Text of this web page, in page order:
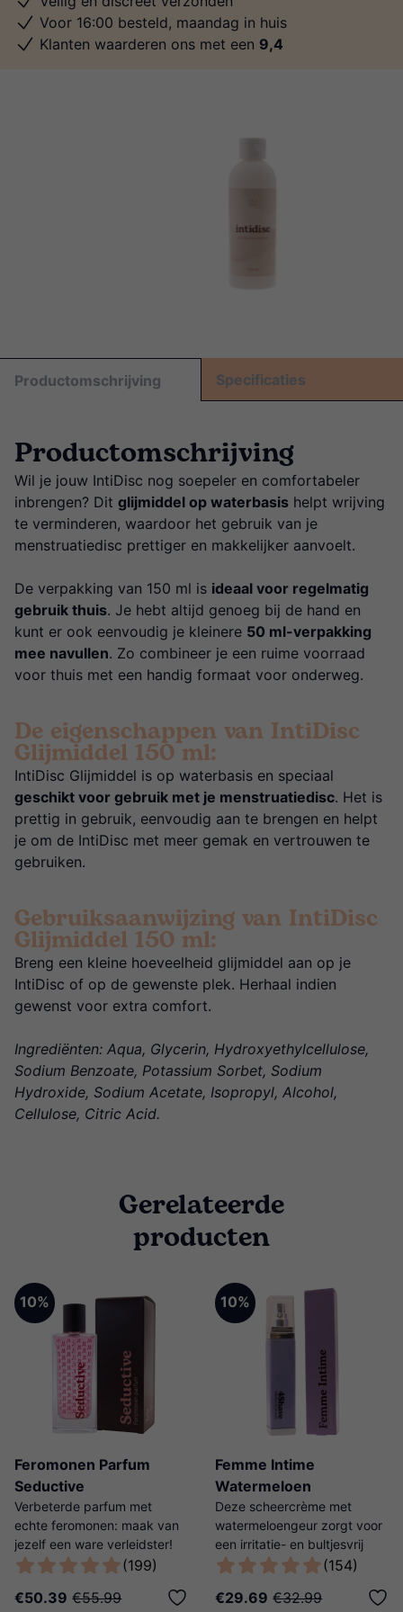
Voor 16:00 besteld, maandag in huis
Klanten waarderen ons met een 9,4
Productomschrijving Specificaties
Productomschrijving
Wil je jouw IntiDisc nog soepeler en comfortabeler
inbrengen? Dit glijmiddel op waterbasis helpt wrijving
te verminderen, waardoor het gebruik van je
menstruatiedisc prettiger en makkelijker aanvoelt.
De verpakking van 150 ml is ideaal voor regelmatig
gebruik thuis. Je hebt altijd genoeg bij de hand en
kunt er ook eenvoudig je kleinere 50 ml-verpakking
mee navullen. Zo combineer je een ruime voorraad
voor thuis met een handig formaat voor onderweg.
De eigenschappen van IntiDisc
Glijmiddel 150 ml:
IntiDisc Glijmiddel is op waterbasis en speciaal
geschikt voor gebruik met je menstruatiedisc. Het is
prettig in gebruik, eenvoudig aan te brengen en helpt
je om de IntiDisc met meer gemak en vertrouwen te
gebruiken.
Gebruiksaanwijzing van IntiDisc
Glijmiddel 150 ml:
Breng een kleine hoeveelheid glijmiddel aan op je
IntiDisc of op de gewenste plek. Herhaal indien
gewenst voor extra comfort.
Ingrediënten: Aqua, Glycerin, Hydroxyethylcellulose,
Sodium Benzoate, Potassium Sorbet, Sodium
Hydroxide, Sodium Acetate, Isopropyl, Alcohol,
Cellulose, Citric Acid.
Gerelateerde
producten
10%
Feromonen Parfum
Seductive
Verbeterde parfum met
echte feromonen: maak van
jezelf een ware verleidster!
(199)
€50.39 €55.99
10%
Femme Intime
Watermeloen
Deze scheercrème met
watermeloengeur zorgt voor
een irritatie- en bultjesvrij
scheerresultaat!
(154)
€29.69 €32.99